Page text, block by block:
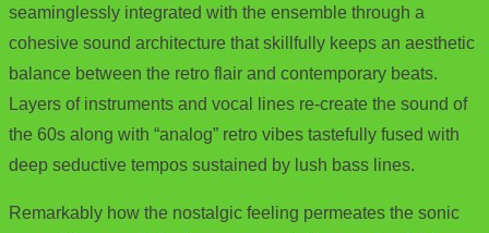
seaminglessly integrated with the ensemble through a
cohesive sound architecture that skillfully keeps an aesthetic
balance between the retro flair and contemporary beats.
Layers of instruments and vocal lines re-create the sound of
the 60s along with “analog” retro vibes tastefully fused with
deep seductive tempos sustained by lush bass lines.
Remarkably how the nostalgic feeling permeates the sonic